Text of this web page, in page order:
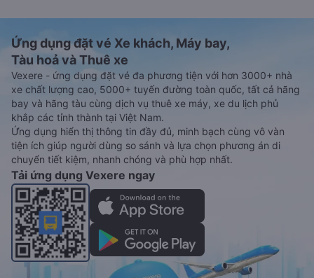
Ứng dụng đặt vé Xe khách, Máy bay,
Tàu hoả và Thuê xe
Vexere - ứng dụng đặt vé đa phương tiện với hơn 3000+ nhà
xe chất lượng cao, 5000+ tuyến đường toàn quốc, tất cả hãng
bay và hãng tàu cùng dịch vụ thuê xe máy, xe du lịch phủ
khắp các tỉnh thành tại Việt Nam.
Ứng dụng hiển thị thông tin đầy đủ, minh bạch cùng vô vàn
tiện ích giúp người dùng so sánh và lựa chọn phương án di
chuyển tiết kiệm, nhanh chóng và phù hợp nhất.
Tải ứng dụng Vexere ngay